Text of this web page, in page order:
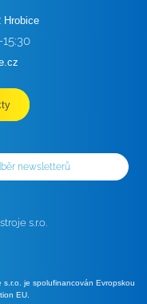
Hrobice
newsletterů
s.r.o.
je spolufinancován Evropskou
EU.